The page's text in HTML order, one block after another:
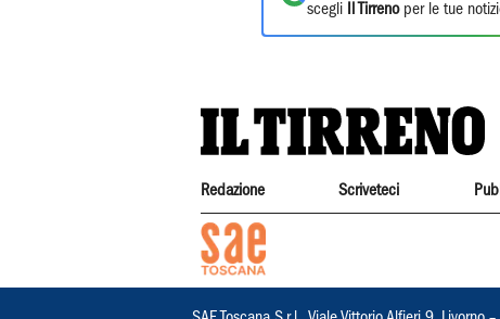
scegli
Il Tirrenoper le tue
Redazione Scriveteci